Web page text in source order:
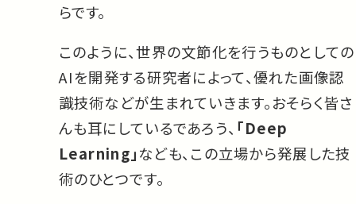
らです。
このように、世界の文節化を行うものとしての
AIを開発する研究者によって、優れた画像認
識技術などが生まれていきます。おそらく皆さ
んも耳にしているであろう、 「Deep
Learning」なども、この立場から発展した技
術のひとつです。